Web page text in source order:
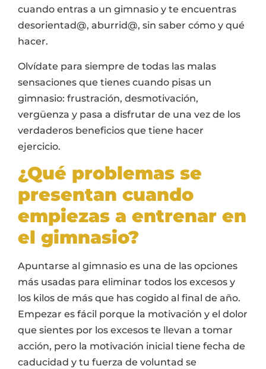
cuando entras a un gimnasio y te encuentras
desorientad@, aburrid@, sin saber cómo y qué
hacer.
Olvídate para siempre de todas las malas
sensaciones que tienes cuando pisas un
gimnasio: frustración, desmotivación,
vergüenza y pasa a disfrutar de una vez de los
verdaderos beneficios que tiene hacer
ejercicio.
¿Qué problemas se
presentan cuando
empiezas a entrenar en
el gimnasio?
Apuntarse al gimnasio es una de las opciones
más usadas para eliminar todos los excesos y
los kilos de más que has cogido al final de año.
Empezar es fácil porque la motivación y el dolor
que sientes por los excesos te llevan a tomar
acción, pero la motivación inicial tiene fecha de
caducidad y tu fuerza de voluntad se